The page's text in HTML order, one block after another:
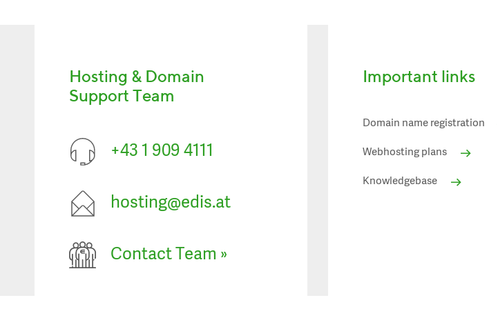
Hosting & Domain
Support Team
+43 1 909 4111
hosting@edis.at
Contact Team »
Important links
Domain name registration
Webhosting plans
Knowledgebase